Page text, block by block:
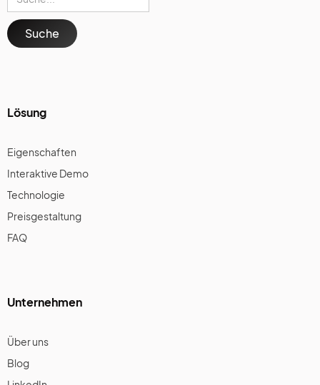
Lösung
Eigenschaften
Interaktive Demo
Technologie
Preisgestaltung
FAQ
Unternehmen
Über uns
Blog